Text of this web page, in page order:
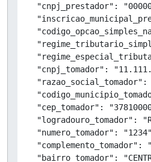
"cnpj_prestador":
"cnpj_tomador":
"razao_social_tomador":
"cep_tomador":
"logradouro_tomador":
"numero_tomador":
"complemento_tomador":
"bairro_tomador":